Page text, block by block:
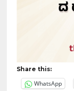
Share this:
WhatsApp